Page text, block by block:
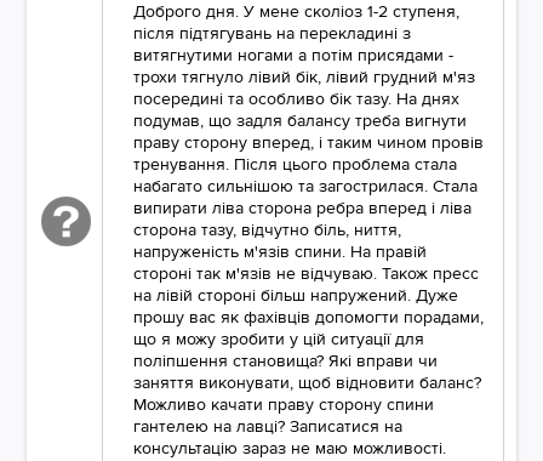
Доброго дня. У мене сколіоз 1-2 ступеня,
після підтягувань на перекладині з
витягнутими ногами а потім присядами -
трохи тягнуло лівий бік, лівий грудний м'яз
посередині та особливо бік тазу. На днях
подумав, що задля балансу треба вигнути
праву сторону вперед, і таким чином провів
тренування. Після цього проблема стала
набагато сильнішою та загострилася. Стала
випирати ліва сторона ребра вперед і ліва
сторона тазу, відчутно біль, ниття,
напруженість м'язів спини. На правій
стороні так м'язів не відчуваю. Також пресс
на лівій стороні більш напружений. Дуже
прошу вас як фахівців допомогти порадами,
що я можу зробити у цій ситуації для
поліпшення становища? Які вправи чи
заняття виконувати, щоб відновити баланс?
Можливо качати праву сторону спини
гантелею на лавці? Записатися на
консультацію зараз не маю можливості.